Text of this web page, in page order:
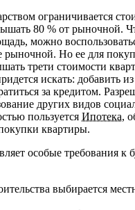
ограничивается
80 % от рыночной.
можно
рыночной. Но ее для
трети стоимости
искать: добавить
за кредитом.
других видов
пользуется Ипотека,
квартиры.
особые требования к
выбирается